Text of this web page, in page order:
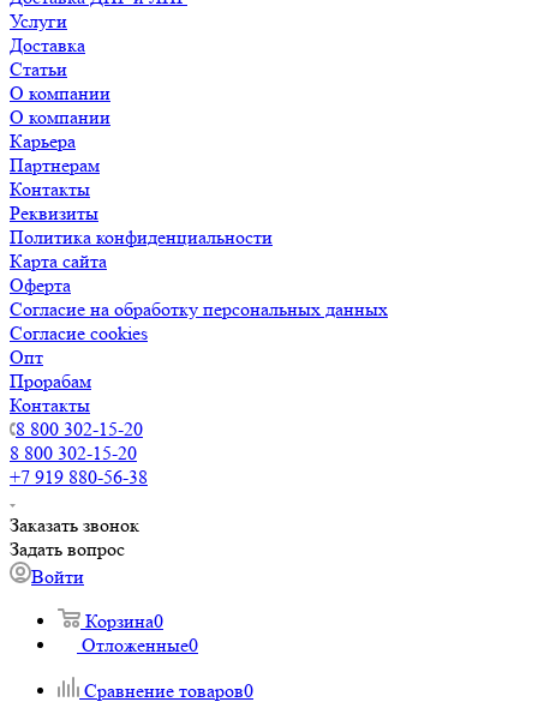
Услуги
Доставка
Статьи
О компании
О компании
Карьера
Партнерам
Контакты
Реквизиты
Политика конфиденциальности
Карта сайта
Оферта
Согласие на обработку персональных данных
Согласие cookies
Опт
Прорабам
Контакты
8 800 302-15-20
8 800 302-15-20
+7 919 880-56-38
Заказать звонок
Задать вопрос
Войти
Корзина0
Отложенные0
Сравнение товаров0